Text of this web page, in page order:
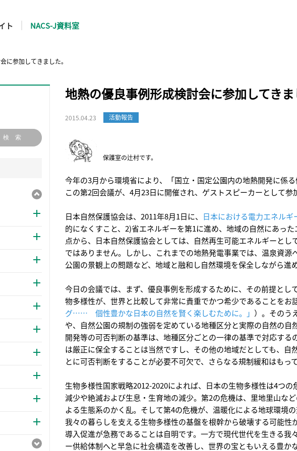
ト NACS-J資料室
に参加してきました。
検 索
地熱の優良事例形成検討会に参加してきま
2015.04.23 活動報告
保護室の辻村です。
今年の3月から環境省により、「国立・国定公園内の地熱開発に係
この第2回会議が、4月23日に開催され、ゲストスピーカーとして参
日本自然保護協会は、2011年8月1日に、 日本における電力エネルギ
的になくすこと、2)省エネルギーを第1に進め、地域の自然にあっ
点から、日本自然保護協会としては、自然再生可能エネルギーと
ではありません。しかし、これまでの地熱発電事業では、温泉資
公園の景観上の問題など、地域と融和し自然環境を保全しながら進
今日の会議では、まず、優良事例を形成するために、その前提と
物多様性が、世界と比較して非常に貴重でかつ希少であることをお
グ…… 個性豊かな日本の自然を賢く楽しむために。」 ）。そのう
や、自然公園の規制の強弱を定めている地種区分と実際の自然の自
開発等の可否判断の基準は、地種区分ごとの一律の基準で対応す
は厳正に保全することは当然ですし、その他の地域だとしても、
とに可否判断をすることが必要不可欠で、さらなる規制緩和はもって
生物多様性国家戦略2012-2020によれば、日本の生物多様性は4つ
減少や絶滅および生息・生育地の減少。第2の危機は、里地里山な
よる生態系のかく乱。そして第4の危機が、温暖化による地球環境
我々の暮らしを支える生物多様性の基盤を根幹から破壊する可能
導入促進が急務であることは自明です。一方で現代世代を生きる
ー供給体制へと早急に社会構造を改善し、世界の宝ともいえる豊